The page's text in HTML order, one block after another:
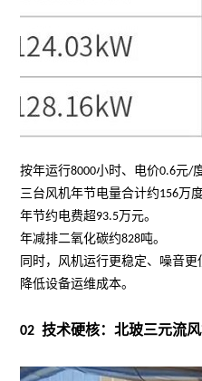
按年运行8000小时、电价0.6元/
三台风机年节电量合计约156万度
年节约电费超93.5万元。
年减排二氧化碳约828吨。
同时，风机运行更稳定、噪音更
降低设备运维成本。
02技术硬核：北玻三元流